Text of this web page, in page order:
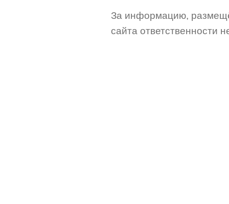
За информацию,
сайта ответственности